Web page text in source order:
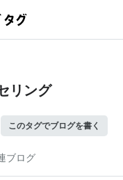
リング
このタグでブログを書く
ブログ